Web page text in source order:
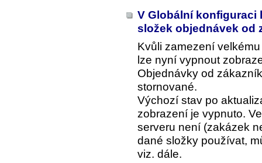
V Globální konfiguraci
složek objednávek od
Kvůli zamezení
lze nyní vypnout
Objednávky od
stornované.
Výchozí stav po
zobrazení je vypnuto.
serveru není (zakázek
dané složky používat,
viz. dále.